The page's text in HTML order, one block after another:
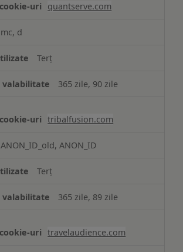
quantserve.com
mc, d
Terț
365 zile, 90 zile
tribalfusion.com
ANON_ID_old, ANON_ID
Terț
365 zile, 89 zile
travelaudience.com